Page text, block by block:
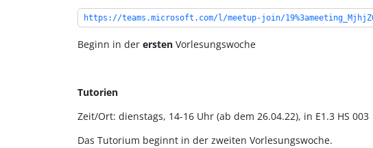
https://teams.microsoft.com/l/meetup-join/
Beginn in der erstenVorlesungswoche
Tutorien
Zeit/Ort: dienstags, 14-16 Uhr (ab dem 26.04.22), in E1.3 HS 003
Das Tutorium beginnt in der zweiten Vorlesungswoche.